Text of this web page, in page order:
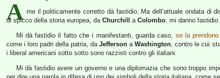
A me il politicamente corretto dà fastidio. Ma dell’attuale ondata di
di spicco della storia europea, da Churchill a Colombo, mi danno
Mi dà fastidio il fatto che i manifestanti, guarda caso, se la
come i loro padri della patria, daJefferson aWashington, contro le cui
i liberal americani sotto sotto sono razzisti contro gli italiani.
Mi dà fastidio avere un governo e una diplomazia che sono troppo